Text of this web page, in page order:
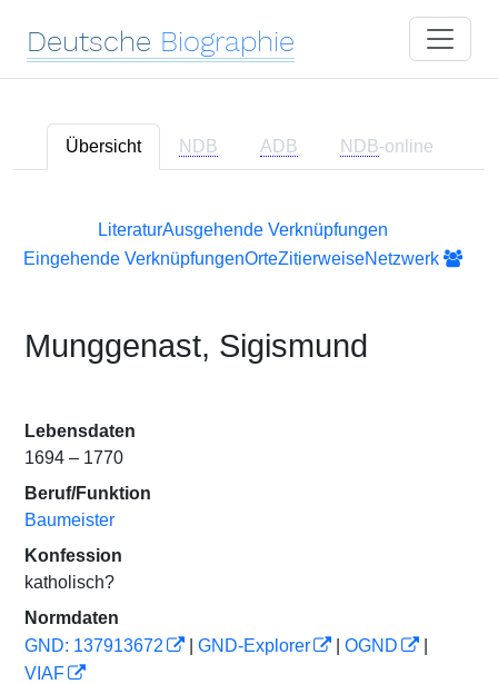
Deutsche Biographie
Übersicht NDB ADB NDB-online
LiteraturAusgehende Verknüpfungen
Eingehende VerknüpfungenOrteZitierweiseNetzwerk
Munggenast, Sigismund
Lebensdaten
1694 – 1770
Beruf/Funktion
Baumeister
Konfession
katholisch?
Normdaten
GND: 137913672
GND-Explorer OGND
VIAF